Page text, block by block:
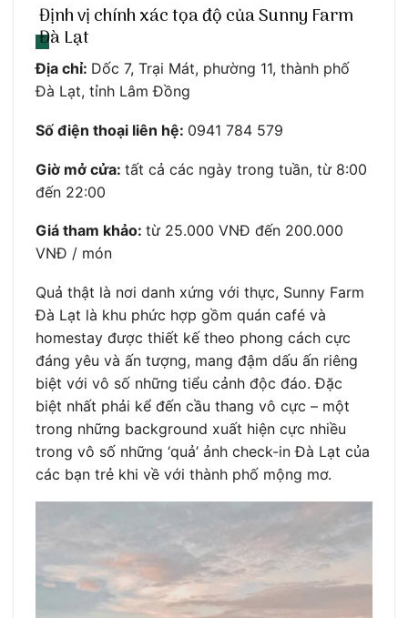
Định vị chính xác tọa độ của Sunny Farm
Đà Lạt
Địa chỉ: Dốc 7, Trại Mát, phường 11, thành phố
Đà Lạt, tỉnh Lâm Đồng
Số điện thoại liên hệ: 0941 784 579
Giờ mở cửa: tất cả các ngày trong tuần, từ 8:00
đến 22:00
Giá tham khảo: từ 25.000 VNĐ đến 200.000
VNĐ / món
Quả thật là nơi danh xứng với thực, Sunny Farm
Đà Lạt là khu phức hợp gồm quán café và
homestay được thiết kế theo phong cách cực
đáng yêu và ấn tượng, mang đậm dấu ấn riêng
biệt với vô số những tiểu cảnh độc đáo. Đặc
biệt nhất phải kể đến cầu thang vô cực – một
trong những background xuất hiện cực nhiều
trong vô số những ‘quả’ ảnh check-in Đà Lạt của
các bạn trẻ khi về với thành phố mộng mơ.